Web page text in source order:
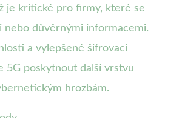
je kritické pro firmy, které se
nebo důvěrnými informacemi.
a vylepšené šifrovací
5G poskytnout další vrstvu
hrozbám.